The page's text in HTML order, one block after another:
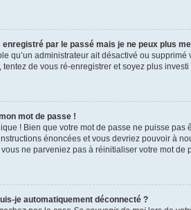
enregistré par le passé mais je ne peux plus
qu’un administrateur ait désactivé ou
tentez de vous ré-enregistrer et soyez plus investi
mot de passe !
! Bien que votre mot de passe ne puisse
énoncées et vous devriez pouvoir à
ne parveniez pas à réinitialiser votre mot de
je automatiquement déconnecté ?